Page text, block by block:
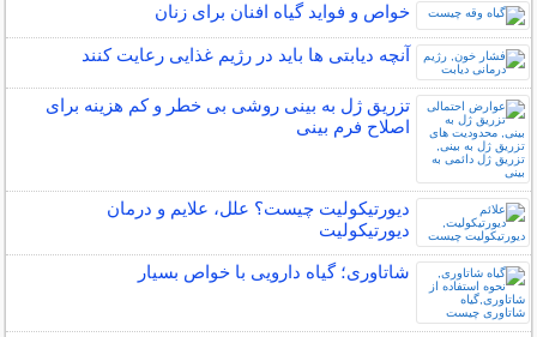
خواص و فواید گیاه افنان برای زنان
آنچه دیابتی ها باید در رژیم غذایی رعایت کنند
تزریق ژل به بینی روشی بی خطر و کم هزینه برای
اصلاح فرم بینی
دیورتیکولیت چیست؟ علل، علایم و درمان
دیورتیکولیت
شاتاوری؛ گیاه دارویی با خواص بسیار